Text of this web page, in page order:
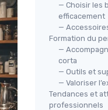
— Choisir les
efficacement
—
Formation du
—
corta
— Outils et
— Valoriser
Tendances et
professionnels